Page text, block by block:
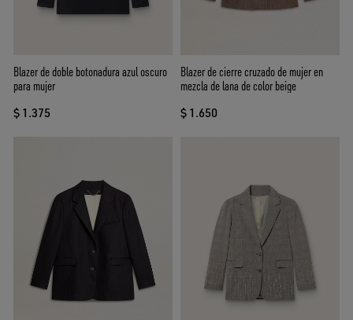
Blazer de doble botonadura azul oscuro
para mujer
$ 1.375
Blazer de cierre cruzado de mujer en
mezcla de lana de color beige
$ 1.650